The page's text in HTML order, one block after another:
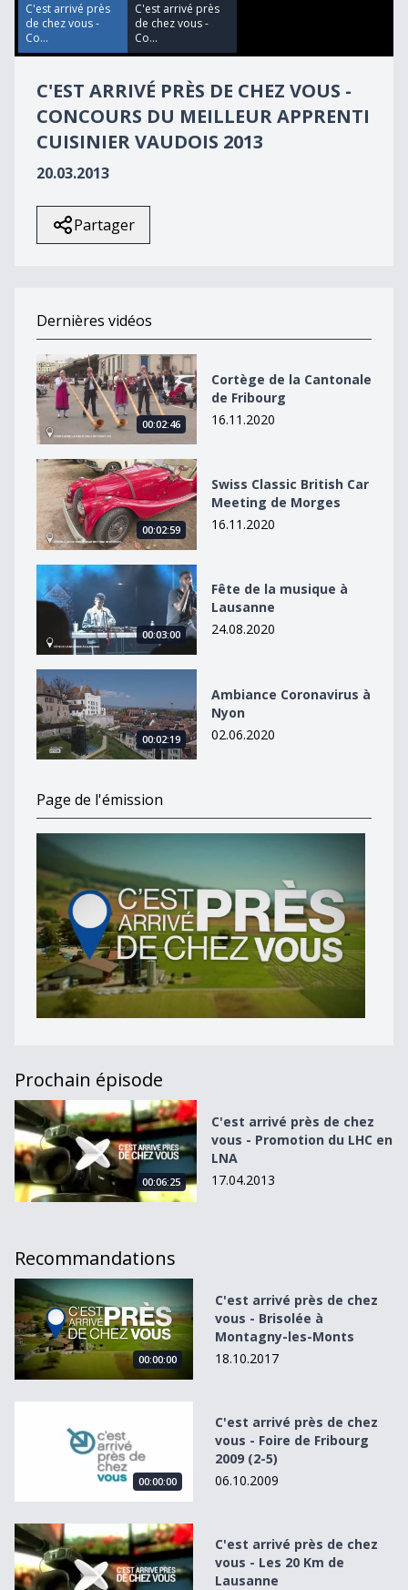
39
seconds
C'est arrivé près
de chez vous -
Co...
C'est arrivé près
de chez vous -
Co...
C'EST ARRIVÉ PRÈS DE CHEZ VOUS -
CONCOURS DU MEILLEUR APPRENTI
CUISINIER VAUDOIS 2013
20.03.2013
Partager
Dernières vidéos
Cortège de la Cantonale de Fribourg
00:02:46
Cortège de la Cantonale
de Fribourg
16.11.2020
Swiss Classic British Car Meeting de Morges
00:02:59
Swiss Classic British Car
Meeting de Morges
16.11.2020
Fête de la musique à Lausanne
00:03:00
Fête de la musique à
Lausanne
24.08.2020
Ambiance Coronavirus à Nyon
00:02:19
Ambiance Coronavirus à
Nyon
02.06.2020
Page de l'émission
Prochain épisode
C&#039;est arrivé près de chez vous - Promotion du LHC
00:06:25
C'est arrivé près de chez
vous - Promotion du LHC en
LNA
17.04.2013
Recommandations
C&#039;est arrivé près de chez vous - Brisolée à
00:00:00
C'est arrivé près de chez
vous - Brisolée à
Montagny-les-Monts
18.10.2017
00:00:00
C'est arrivé près de chez
vous - Foire de Fribourg
2009 (2-5)
06.10.2009
C&#039;est arrivé près de chez vous - Les 20 Km de
C'est arrivé près de chez
vous - Les 20 Km de
Lausanne